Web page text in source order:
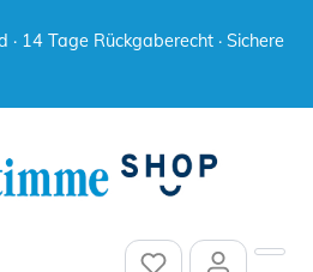
14 Tage Rückgaberecht · Sichere